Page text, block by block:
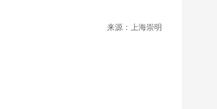
来源：上海崇明